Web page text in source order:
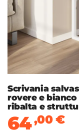
Scrivania
rovere e
ribalta e
64,00€